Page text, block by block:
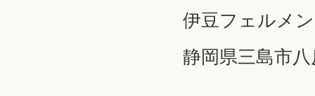
伊豆フェルメ
静岡県三島市